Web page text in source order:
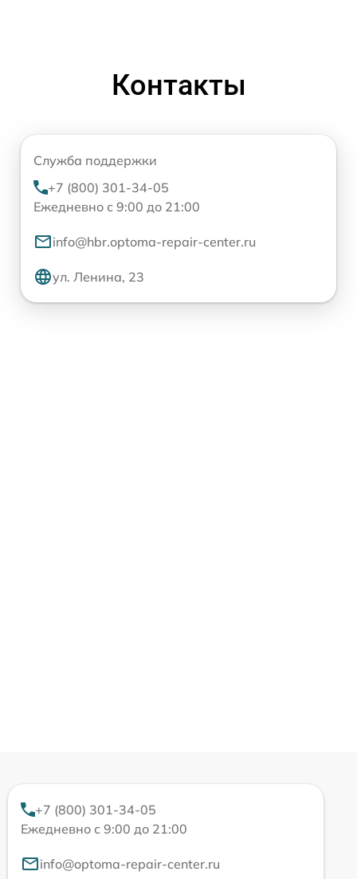
Контакты
Служба поддержки
+7 (800) 301-34-05
Ежедневно с 9:00 до 21:00
info@hbr.optoma-repair-center.ru
ул. Ленина, 23
+7 (800) 301-34-05
Ежедневно с 9:00 до 21:00
info@optoma-repair-center.ru